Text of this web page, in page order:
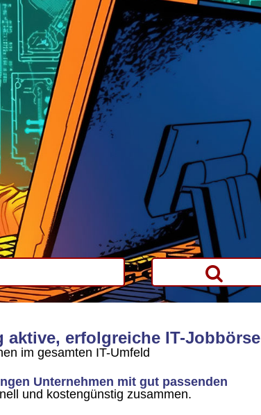
erfolgreiche IT-Jobbörse
im gesamten IT-Umfeld
Unternehmen mit gut passenden
und kostengünstig zusammen.